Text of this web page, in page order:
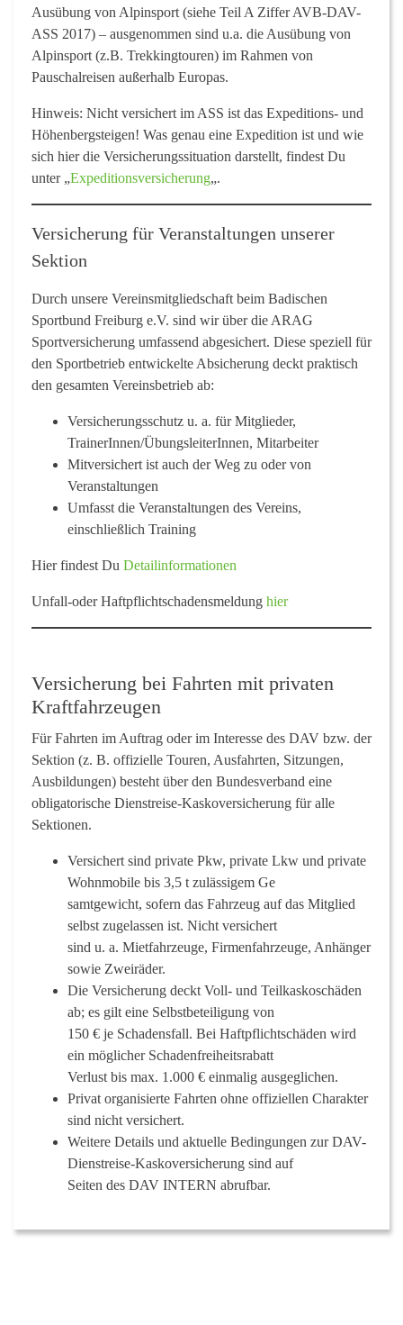
Ausübung von Alpinsport (siehe Teil A Ziffer AVB-DAV-
ASS 2017) – ausgenommen sind u.a. die Ausübung von
Alpinsport (z.B. Trekkingtouren) im Rahmen von
Pauschalreisen außerhalb Europas.
Hinweis: Nicht versichert im ASS ist das Expeditions- und
Höhenbergsteigen! Was genau eine Expedition ist und wie
sich hier die Versicherungssituation darstellt, findest Du
unter „Expeditionsversicherung„.
Versicherung für Veranstaltungen unserer
Sektion
Durch unsere Vereinsmitgliedschaft beim Badischen
Sportbund Freiburg e.V. sind wir über die ARAG
Sportversicherung umfassend abgesichert. Diese speziell für
den Sportbetrieb entwickelte Absicherung deckt praktisch
den gesamten Vereinsbetrieb ab:
Versicherungsschutz u. a. für Mitglieder,
TrainerInnen/ÜbungsleiterInnen, Mitarbeiter
Mitversichert ist auch der Weg zu oder von
Veranstaltungen
Umfasst die Veranstaltungen des Vereins,
einschließlich Training
Hier findest Du Detailinformationen
Unfall-oder Haftpflichtschadensmeldung hier
Versicherung bei Fahrten mit privaten
Kraftfahrzeugen
Für Fahrten im Auftrag oder im Interesse des DAV bzw. der
Sektion (z. B. offizielle Touren, Ausfahrten, Sitzungen,
Ausbildungen) besteht über den Bundesverband eine
obligatorische Dienstreise-Kaskoversicherung für alle
Sektionen.
Versichert sind private Pkw, private Lkw und private
Wohnmobile bis 3,5 t zulässigem Ge
samtgewicht, sofern das Fahrzeug auf das Mitglied
selbst zugelassen ist. Nicht versichert
sind u. a. Mietfahrzeuge, Firmenfahrzeuge, Anhänger
sowie Zweiräder.
Die Versicherung deckt Voll- und Teilkaskoschäden
ab; es gilt eine Selbstbeteiligung von
150 € je Schadensfall. Bei Haftpflichtschäden wird
ein möglicher Schadenfreiheitsrabatt
Verlust bis max. 1.000 € einmalig ausgeglichen.
Privat organisierte Fahrten ohne offiziellen Charakter
sind nicht versichert.
Weitere Details und aktuelle Bedingungen zur DAV-
Dienstreise-Kaskoversicherung sind auf
Seiten des DAV INTERN abrufbar.